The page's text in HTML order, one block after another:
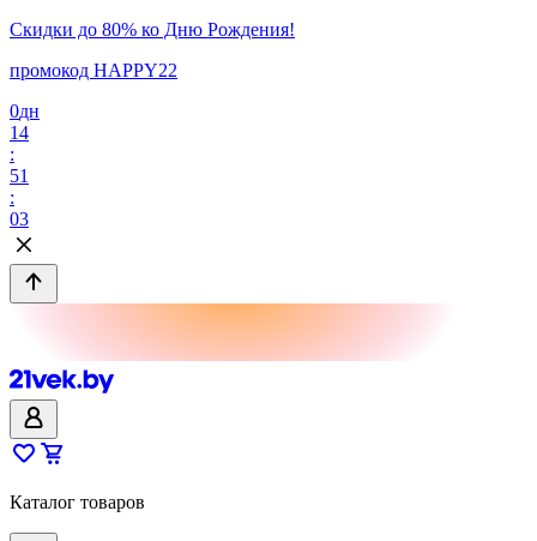
Скидки до 80% ко Дню Рождения!
промокод HAPPY22
0дн
14
:
51
:
03
Каталог товаров